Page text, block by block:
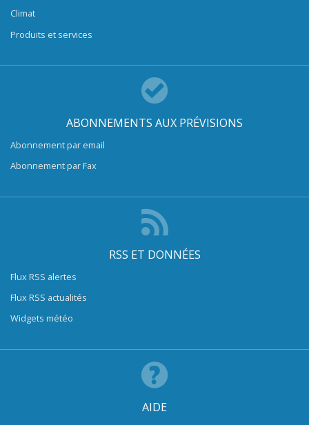
Climat
Produits et services
ABONNEMENTS AUX PRÉVISIONS
Abonnement par email
Abonnement par Fax
RSS ET DONNÉES
Flux RSS alertes
Flux RSS actualités
Widgets météo
AIDE